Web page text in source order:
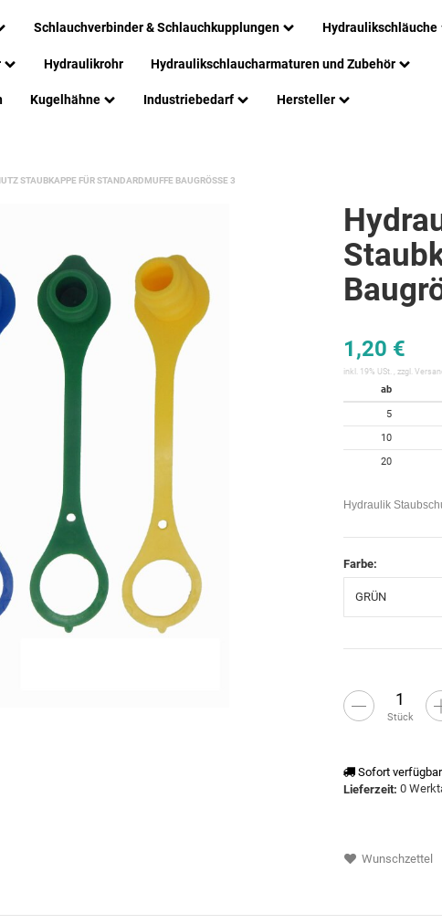
Schlauchverbinder & Schlauchkupplungen Hydraulikschläuche
Hydraulikrohr Hydraulikschlaucharmaturen und Zubehör
Kugelhähne Industriebedarf Hersteller
STAUBKAPPE FÜR STANDARDMUFFE BAUGRÖSSE 3
1,20 €
inkl. 19% USt. , zzgl.
ab
5
10
20
Hydraulik
Farbe:
GRÜN
Stück
Sofort verfügbar
Lieferzeit: 0
Wunschzettel